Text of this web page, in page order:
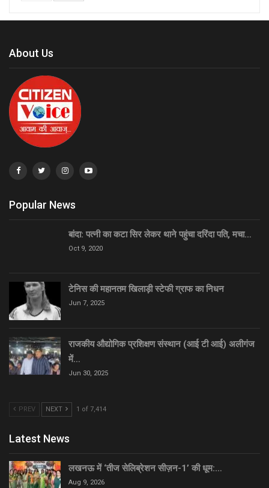
About Us
Popular News
बांदा: पत्नी का कटा सिर लेकर थाने पहुंचा दरिंदा पति, मचा…
Oct 9, 2020
टेनिस की महानतम खिलाड़ी स्टेफी ग्राफ का निधन
Jun 7, 2025
राजकीय औद्योगिक प्रशिक्षण संस्थान (आई टी आई) अलीगंज
में…
Jun 30, 2025
PREV NEXT 1 of 7,414
Latest News
लखनऊ में ‘तीज सेलिब्रेशन सीज़न-1’ की धूम:…
Aug 9, 2026